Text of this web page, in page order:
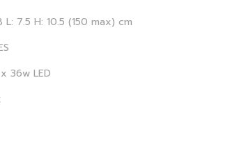
L: 7.5 H: 10.5 (150 max) cm
36w LED